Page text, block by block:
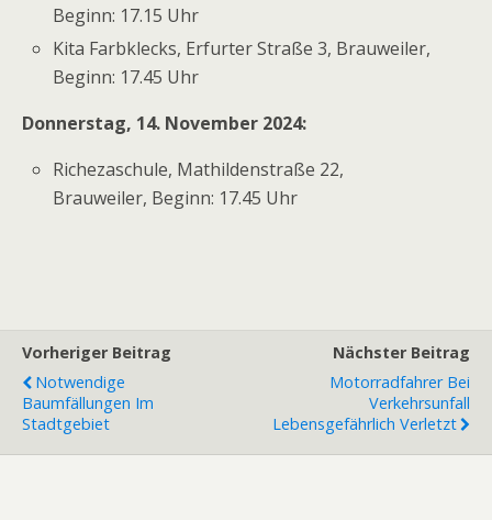
Beginn: 17.15 Uhr
Kita Farbklecks, Erfurter Straße 3, Brauweiler,
Beginn: 17.45 Uhr
Donnerstag, 14. November 2024:
Richezaschule, Mathildenstraße 22,
Brauweiler, Beginn: 17.45 Uhr
Vorheriger Beitrag
Notwendige
Baumfällungen Im
Stadtgebiet
Nächster Beitrag
Motorradfahrer Bei
Verkehrsunfall
Lebensgefährlich Verletzt